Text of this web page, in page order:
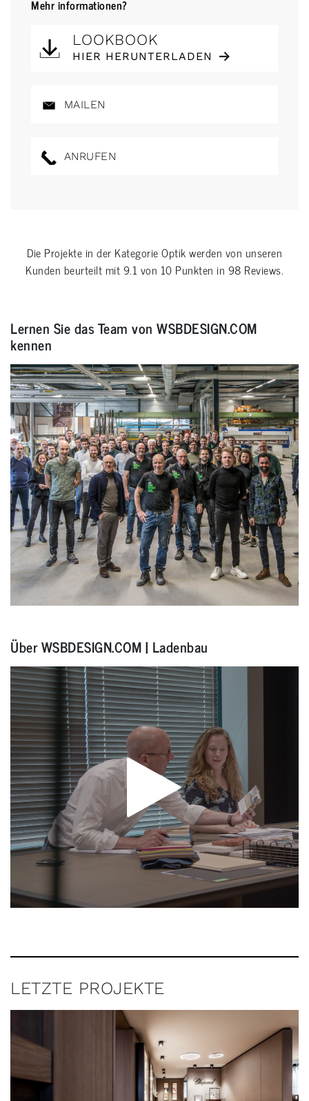
Mehr informationen?
LOOKBOOK
HIER HERUNTERLADEN
MAILEN
ANRUFEN
Die Projekte in der KategorieOptikwerden von unseren
Kunden beurteilt mit9.1 von 10 Punkten in 98 Reviews.
Lernen Sie das Team von WSBDESIGN.COM
kennen
Über WSBDESIGN.COM | Ladenbau
LETZTE PROJEKTE